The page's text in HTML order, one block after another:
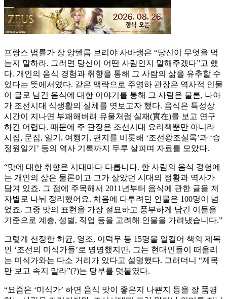
프랑스 법률가 장 앙텔름 브리야 사바랭은 “당신이 무엇을 먹
는지 말하라. 그러면 당신이 어떤 사람인지 말해주겠다”고 했
다. 개인의 음식 경험과 취향을 통해 그 사람의 삶을 유추할 수
있다는 뜻에서였다. 같은 맥락으로 주영하 관장은 역사적 인물
이 글로 남긴 음식에 대한 이야기를 통해 그 사람은 물론, 나아
가 조선시대 식생활의 실체를 엿보고자 했다. 음식은 특성상
시간이 지나면 부패해버려 유물처럼 실재(實在)를 보고 연구
하긴 어렵다. 때문에 주 관장은 조선시대 요리책뿐만 아니라
시집, 문집, 일기, 여행기, 편지를 비롯해 ‘조선왕조실록’과 ‘승
정원일기’ 등의 역사 기록까지 두루 살피며 자료를 모았다.
“맛에 대한 취향은 시대마다 다릅니다. 한 사람의 음식 경험에
는 개인의 삶은 물론이고 그가 살았던 시대의 정황과 역사가
담겨 있죠. 그 점에 주목해서 2011년부터 음식에 관한 글을 저
자별로 나눠 정리했어요. 처음에 다루려던 인물은 100명이 넘
었죠. 그중 맛의 표현을 가장 절묘하고 풍부하게 남긴 이들을
기준으로 계층, 성별, 직업 등을 고려해 인물을 가려냈습니다.”
그렇게 선정한 허균, 영조, 이덕무 등 15명을 일컬어 책의 제목
인 ‘조선의 미식가들’로 명명했지만, 그는 현대인들이 떠올리
는 미식가와는 다소 거리가 있다고 설명했다. 그러더니 “제목
만 보고 속지 말라”(?)는 당부를 덧붙였다.
“요즘은 ‘미식가’ 하면 음식 맛이 좋은지 나쁜지 등을 잘 품평